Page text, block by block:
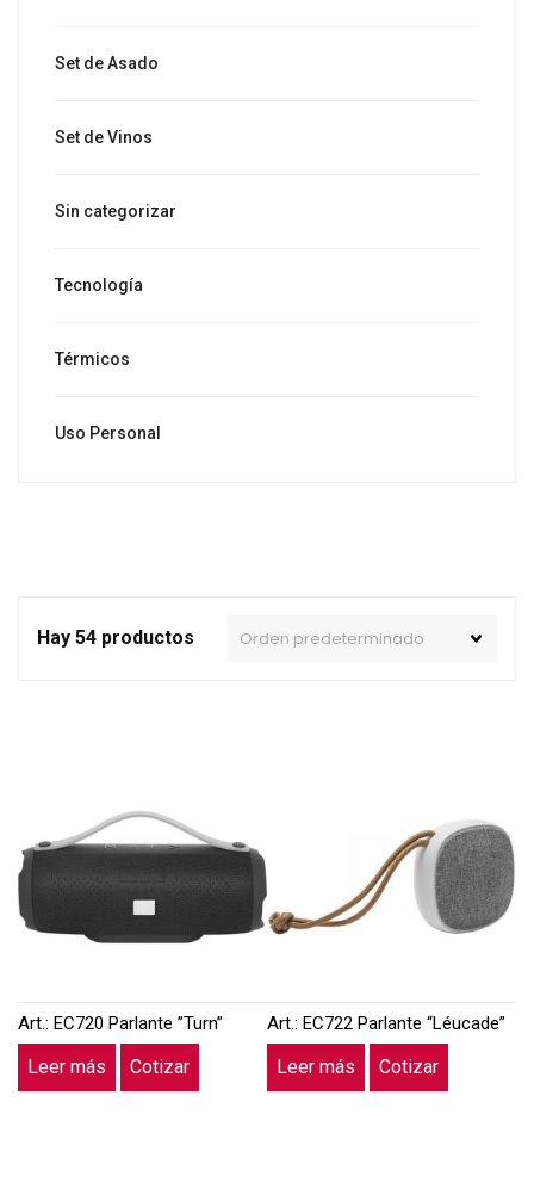
Hay 54 productos
Art.: EC720 Parlante ”Turn”
Leer más Cotizar
Art.: EC722 Parlante “Léucade”
Leer más Cotizar
Set de Asado
Set de Vinos
Sin categorizar
Tecnología
Térmicos
Uso Personal